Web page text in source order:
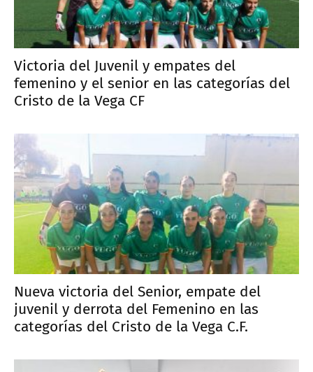
Victoria del Juvenil y empates del
femenino y el senior en las categorías del
Cristo de la Vega CF
Nueva victoria del Senior, empate del
juvenil y derrota del Femenino en las
categorías del Cristo de la Vega C.F.